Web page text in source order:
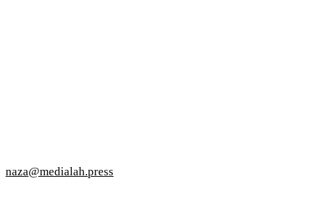
naza@medialah.press